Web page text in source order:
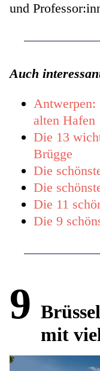
und
Auch
Antwerpen:
alten Hafen
Die 13
Brügge
Die
Die
Die 11
Die 9
9
mit